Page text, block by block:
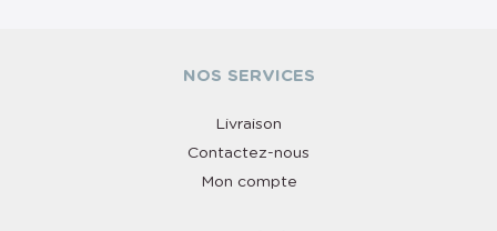
NOS SERVICES
Livraison
Contactez-nous
Mon compte